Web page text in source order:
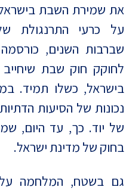
את שמירת השבת
על כרעי התרנגולת
שברבות השנים, כורסמה
לחוקק חוק שבת
בישראל, כשלו תמיד.
נכונות של הסיעות
של יוד. כך, עד היום,
בחוק של מדינת ישראל.
גם בשטח, המלחמה